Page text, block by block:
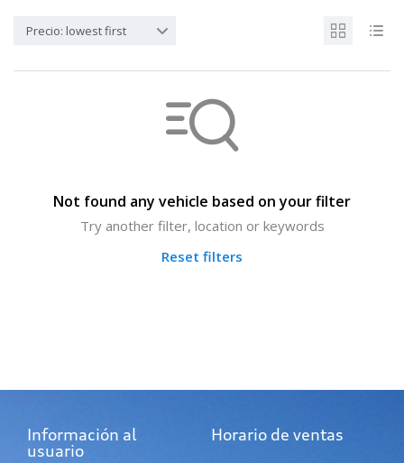
Precio: lowest first
Not found any vehicle based on your filter
Try another filter, location or keywords
Reset filters
Información al
usuario
Horario de ventas